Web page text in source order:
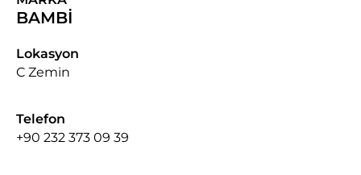
BAMBİ
Lokasyon
C Zemin
Telefon
+90 232 373 09 39